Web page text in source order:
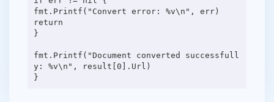
fmt.Printf("Convert error: %v\n", err)
return
}
fmt.Printf("Document converted successfull
y: %v\n", result[0].Url)